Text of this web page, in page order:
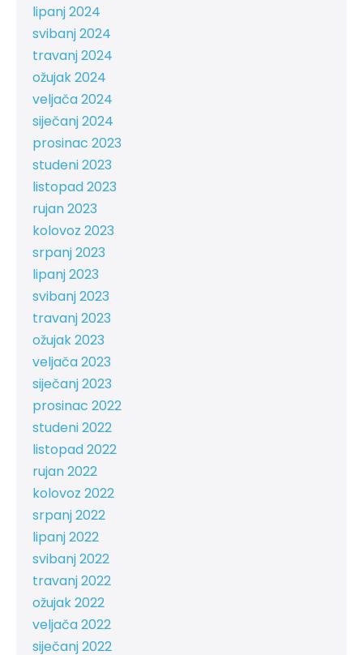
lipanj 2024
svibanj 2024
travanj 2024
ožujak 2024
veljača 2024
siječanj 2024
prosinac 2023
studeni 2023
listopad 2023
rujan 2023
kolovoz 2023
srpanj 2023
lipanj 2023
svibanj 2023
travanj 2023
ožujak 2023
veljača 2023
siječanj 2023
prosinac 2022
studeni 2022
listopad 2022
rujan 2022
kolovoz 2022
srpanj 2022
lipanj 2022
svibanj 2022
travanj 2022
ožujak 2022
veljača 2022
siječanj 2022